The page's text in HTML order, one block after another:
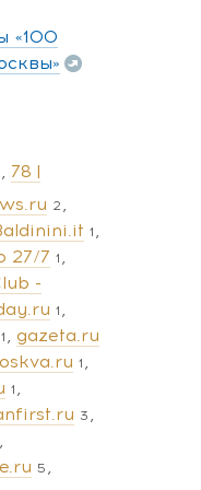
«100
78 |
2
1
27/7 1
-
1
1 gazeta.ru
1
1
3
5